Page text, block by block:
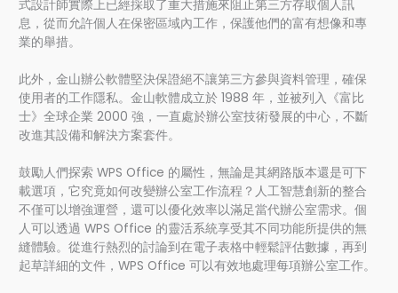
式設計師實際上已經採取了重大措施來阻止第三方存取個人訊
息，從而允許個人在保密區域內工作，保護他們的富有想像和專
業的舉措。
此外，金山辦公軟體堅決保證絕不讓第三方參與資料管理，確保
使用者的工作隱私。金山軟體成立於 1988 年，並被列入《富比
士》全球企業 2000 強，一直處於辦公室技術發展的中心，不斷
改進其設備和解決方案套件。
鼓勵人們探索 WPS Office 的屬性，無論是其網路版本還是可下
載選項，它究竟如何改變辦公室工作流程？人工智慧創新的整合
不僅可以增強運營，還可以優化效率以滿足當代辦公室需求。個
人可以透過 WPS Office 的靈活系統享受其不同功能所提供的無
縫體驗。從進行熱烈的討論到在電子表格中輕鬆評估數據，再到
起草詳細的文件，WPS Office 可以有效地處理每項辦公室工作。